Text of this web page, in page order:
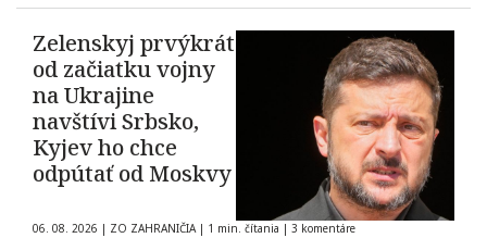
Zelenskyj prvýkrát
od začiatku vojny
na Ukrajine
navštívi Srbsko,
Kyjev ho chce
odpútať od Moskvy
06. 08. 2026 | ZO ZAHRANIČIA | 1 min. čítania | 3 komentáre